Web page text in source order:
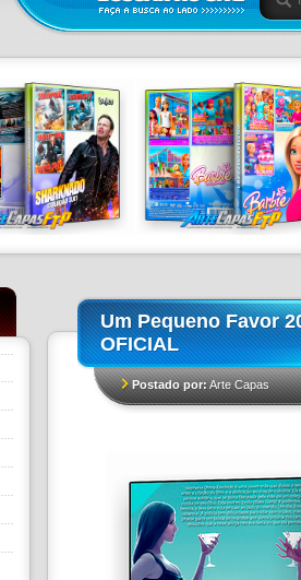
Um Pequeno Favor
OFICIAL
Postado por:Arte Capas